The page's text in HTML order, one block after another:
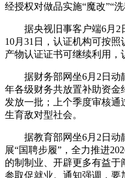
经授权对做品实施“魔改”“
据央视旧事客户端6月2日
10月31日，认证机构可按
产物认证证书可继续利用，
据财务部网坐6月2日动静
年各级财务共放置补助资金
发放一批；上个季度审核
生育敌对型社会。
据教育部网坐6月2日动静
展“国聘步履”，全力推进
的制制业、开辟更多有益于
参取促就业。通知强调，要